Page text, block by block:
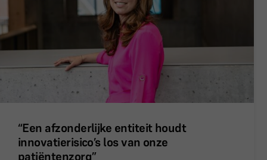
“Een afzonderlijke entiteit houdt
innovatierisico’s los van onze
patiëntenzorg”